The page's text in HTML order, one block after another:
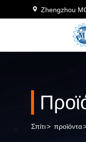
Zhengzhou
Σπίτι> προϊόντα